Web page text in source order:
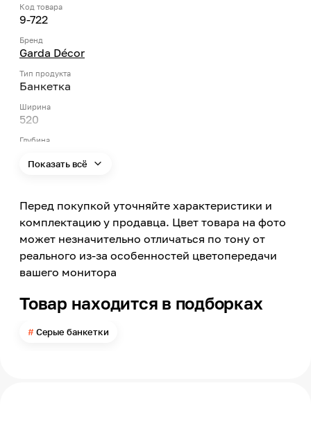
Код товара
9-722
Бренд
Garda Décor
Тип продукта
Банкетка
Ширина
520
Глубина
Цвет
Серый
Материал обивки
Велюр
Цвет ножек
Материал каркаса
Страна производства
Показать всё
Перед покупкой уточняйте характеристики и
комплектацию у продавца. Цвет товара на фото
может незначительно отличаться по тону от
реального из-за особенностей цветопередачи
вашего монитора
Товар находится в подборках
Серые банкетки